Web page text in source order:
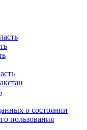
о состоянии
пользования